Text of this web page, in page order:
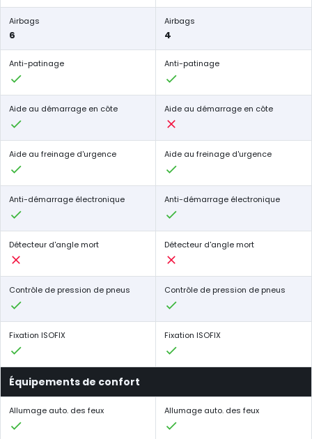
Airbags
6
Airbags
4
Anti-patinage Anti-patinage
Aide au démarrage en côte Aide au démarrage en côte
Aide au freinage d'urgence Aide au freinage d'urgence
Anti-démarrage électronique Anti-démarrage électronique
Détecteur d'angle mort Détecteur d'angle mort
Contrôle de pression de pneus Contrôle de pression de pneus
Fixation ISOFIX Fixation ISOFIX
Équipements de confort
Allumage auto. des feux Allumage auto. des feux